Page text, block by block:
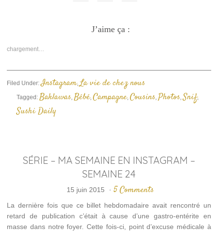
Facebook(ouvre
dans
Twitter(ouvre
dans
dans
nouvelle
fenêtre)
J’aime ça :
chargement…
Filed Under:Instagram,La vie de chez nous
Tagged:Baklawas,Bébé,Campagne,Cousins,Photos,Snif,
Sushi Daily
SÉRIE – MA SEMAINE EN INSTAGRAM –
SEMAINE 24
15 juin 2015 · 5 Comments
La dernière fois que ce billet hebdomadaire avait rencontré un
retard de publication c’était à cause d’une gastro-entérite en
masse dans notre foyer. Cette fois-ci, point d’excuse médicale à